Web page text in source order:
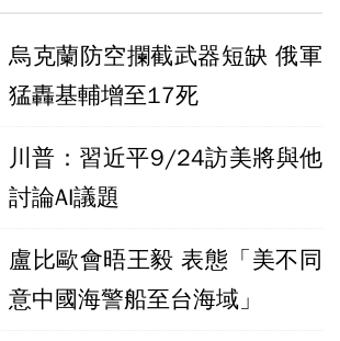
烏克蘭防空攔截武器短缺 俄軍
猛轟基輔增至17死
川普：習近平9/24訪美將與他
討論AI議題
盧比歐會晤王毅 表態「美不同
意中國海警船至台海域」